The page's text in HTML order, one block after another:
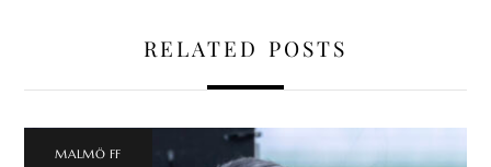
RELATED POSTS
MALMÖ FF